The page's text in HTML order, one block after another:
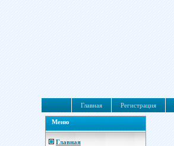
Главная Регистрация
Меню
Главная